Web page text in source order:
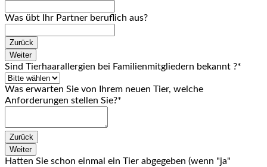
Was übt Ihr Partner beruflich aus?
Zurück
Weiter
Sind Tierhaarallergien bei Familienmitgliedern bekannt ?*
Was erwarten Sie von Ihrem neuen Tier, welche
Anforderungen stellen Sie?*
Zurück
Weiter
Hatten Sie schon einmal ein Tier abgegeben (wenn "ja"